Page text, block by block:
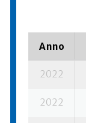
Anno
2022
2022